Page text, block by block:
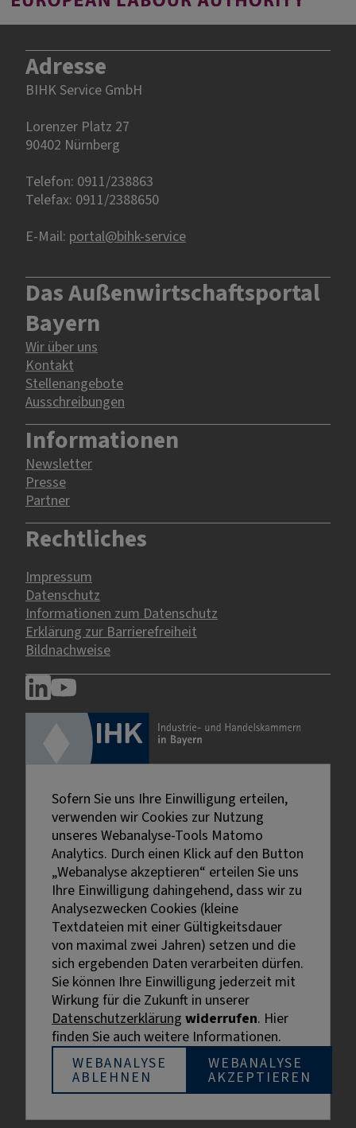
Adresse
BIHK Service GmbH
Lorenzer Platz 27
90402 Nürnberg‎‎
Telefon: 0911/238863
Telefax: 0911/2388650
E-Mail: portal@bihk-service
Das Außenwirtschaftsportal
Bayern
Wir über uns
Kontakt
Stellenangebote
Ausschreibungen
Informationen
Newsletter
Presse
Partner
Rechtliches
Impressum
Datenschutz
Informationen zum Datenschutz
Erklärung zur Barrierefreiheit
Bildnachweise
Externe Links sind mit dem Symbol
gekennzeichnet.
Bei personenbezogenen Bezeichnungen wurde aus
Gründen der besseren Lesbarkeit die männliche
Bezeichnung gewählt. Gemeint sind stets alle
Geschlechter.
Sofern Sie uns Ihre Einwilligung erteilen,
verwenden wir Cookies zur Nutzung
unseres Webanalyse-Tools Matomo
Analytics. Durch einen Klick auf den Button
„Webanalyse akzeptieren“ erteilen Sie uns
Ihre Einwilligung dahingehend, dass wir zu
Analysezwecken Cookies (kleine
Textdateien mit einer Gültigkeitsdauer
von maximal zwei Jahren) setzen und die
sich ergebenden Daten verarbeiten dürfen.
Sie können Ihre Einwilligung jederzeit mit
Wirkung für die Zukunft in unserer
Datenschutzerklärung widerrufen. Hier
finden Sie auch weitere Informationen.
WEBANALYSE
ABLEHNEN
WEBANALYSE
AKZEPTIEREN